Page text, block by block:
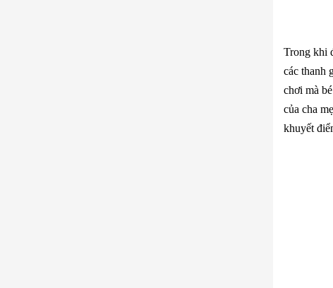
Trong khi
các thanh
chơi mà
của cha
khuyết